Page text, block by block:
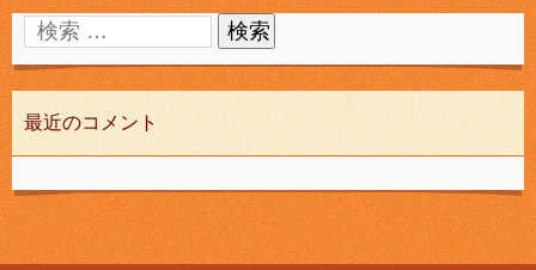
最近のコメント